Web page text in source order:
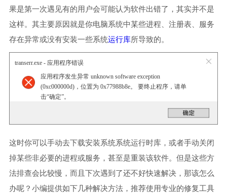
果是第一次遇见有的用户会可能认为软件出错了，其实并不是
这样。其主要原因就是你电脑系统中某些进程、注册表、服务
存在异常或没有安装一些系统运行库所导致的。
transerr.exe - 应用程序错误
应用程序发生异常 unknown software exception
(0xc000000d)，位置为 0x77988b8e。 要终止程序，请单
击“确定”。
这时你可以手动去下载安装系统系统运行时库，或者手动关闭
掉某些非必要的进程或服务，甚至是重装该软件。但是这些方
法排查会比较慢，而且下次遇到了还不好快速解决，那该怎么
办呢？小编提供如下几种解决方法，推荐使用专业的修复工具